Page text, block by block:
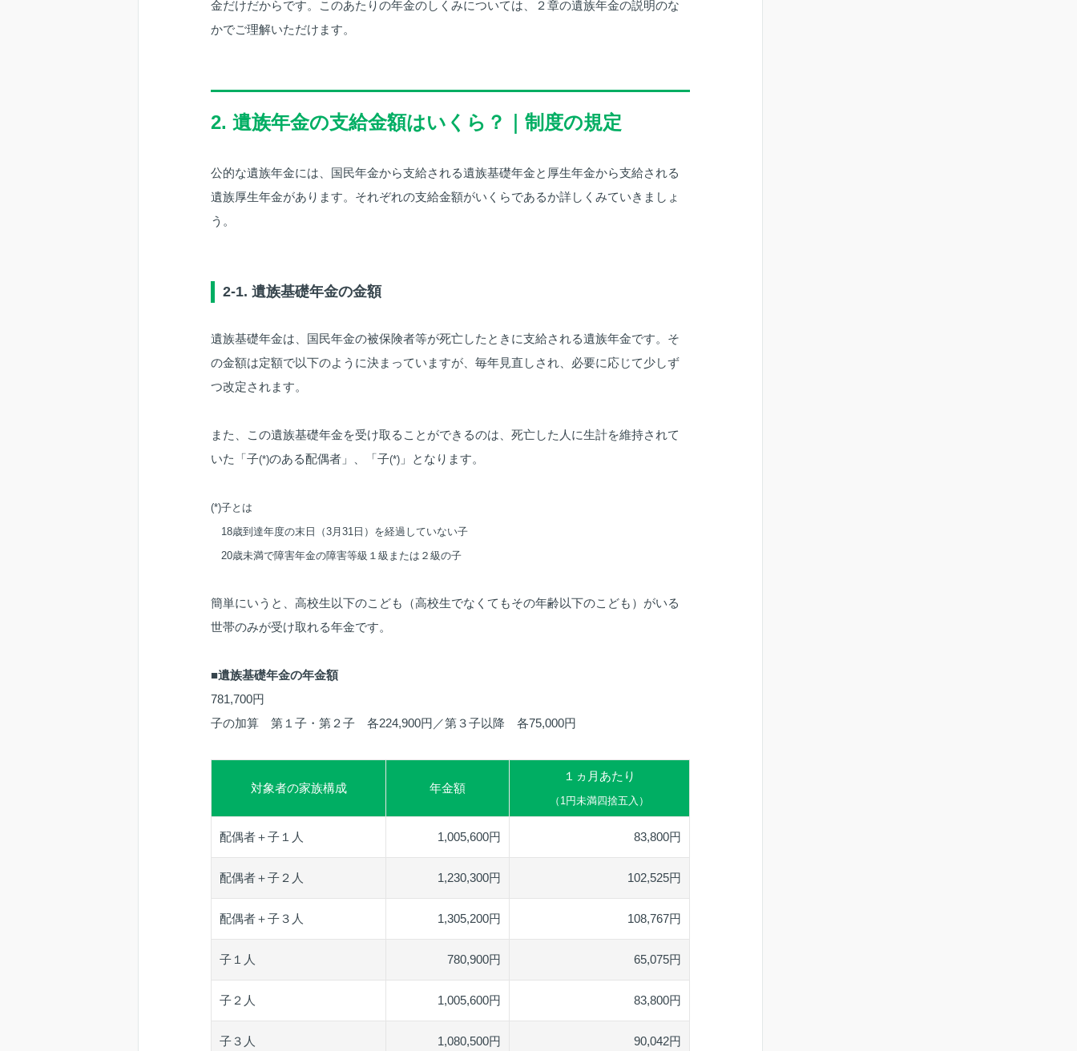
金だけだからです。このあたりの年金のしくみについては、２章の遺族年金の説明のな
かでご理解いただけます。
2. 遺族年金の支給金額はいくら？｜制度の規定
公的な遺族年金には、国民年金から支給される遺族基礎年金と厚生年金から支給される
遺族厚生年金があります。それぞれの支給金額がいくらであるか詳しくみていきましょ
う。
2-1. 遺族基礎年金の金額
遺族基礎年金は、国民年金の被保険者等が死亡したときに支給される遺族年金です。そ
の金額は定額で以下のように決まっていますが、毎年見直しされ、必要に応じて少しず
つ改定されます。
また、この遺族基礎年金を受け取ることができるのは、死亡した人に生計を維持されて
いた「子(*)のある配偶者」、「子(*) 」となります。
(*)子とは
18歳到達年度の末日（3月31日）を経過していない子
20歳未満で障害年金の障害等級１級または２級の子
簡単にいうと、高校生以下のこども（高校生でなくてもその年齢以下のこども）がいる
世帯のみが受け取れる年金です。
■遺族基礎年金の年金額
781,700円
子の加算 第１子・第２子 各224,900円／第３子以降 各75,000円
対象者の家族構成 年金額
１ヵ月あたり
（1円未満四捨五入）
配偶者＋子１人 1,005,600円 83,800円
配偶者＋子２人 1,230,300円 102,525円
配偶者＋子３人 1,305,200円 108,767円
子１人 780,900円 65,075円
子２人 1,005,600円 83,800円
子３人 1,080,500円 90,042円